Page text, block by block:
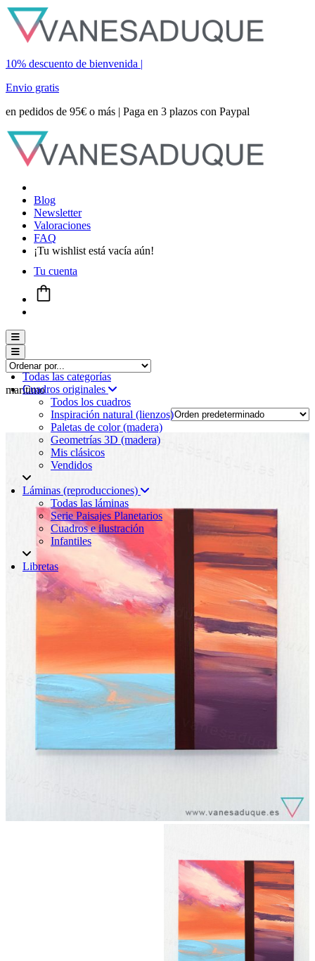
10% descuento de bienvenida |
Envio gratis
en pedidos de 95€ o más | Paga en 3 plazos con Paypal
Blog
Newsletter
Valoraciones
FAQ
¡Tu wishlist está vacía aún!
Tu cuenta
Menú conmutador hamburguesa
Todas las categorías
Cuadros originales
Todos los cuadros
Inspiración natural (lienzos)
Paletas de color (madera)
Geometrías 3D (madera)
Mis clásicos
Vendidos
Láminas (reproducciones)
Todas las láminas
Serie Paisajes Planetarios
Cuadros e ilustración
Infantiles
Libretas
Menú conmutador hamburguesa
marítimo